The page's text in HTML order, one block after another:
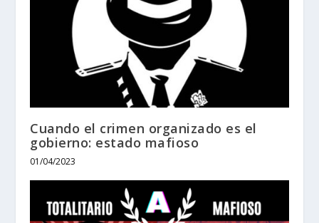
Cuando el crimen organizado es el
gobierno: estado mafioso
01/04/2023